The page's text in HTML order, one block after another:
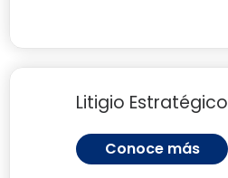
Litigio Estratégico
Conoce más